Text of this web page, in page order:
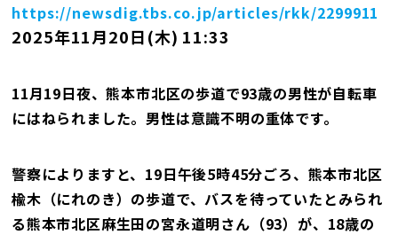
https://newsdig.tbs.co.jp/articles/rkk/2299911
2025年11月20日(木) 11:33
11月19日夜、熊本市北区の歩道で93歳の男性が自転車
にはねられました。男性は意識不明の重体です。
警察によりますと、19日午後5時45分ごろ、熊本市北区
楡木（にれのき）の歩道で、バスを待っていたとみられ
る熊本市北区麻生田の宮永道明さん（93）が、18歳の